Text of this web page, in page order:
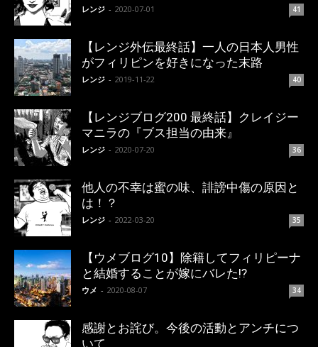
レンジ - 2020-07-01 41
【レンジ外伝最終話】一人の日本人男性
がフィリピンを好きになった末路
レンジ - 2019-11-22 40
【レンジブログ200 最終話】クレイジー
マニラの『ブス担当の由来』
レンジ - 2020-07-20 36
他人の不幸は蜜の味、誹謗中傷の原因と
は！？
レンジ - 2022-03-20 35
【ウメブログ10】除籍してフィリピーナ
と結婚することが嫁にバレた!?
ウメ - 2020-08-07 34
感謝とお詫び。今後の活動とアンチにつ
いて